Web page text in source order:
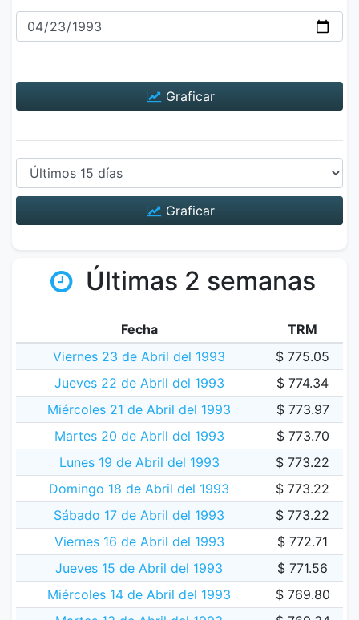
Graficar
Graficar
Últimas 2 semanas
Fecha
TRM
Viernes 23 de Abril del 1993
$ 775.05
Jueves 22 de Abril del 1993
$ 774.34
Miércoles 21 de Abril del 1993
$ 773.97
Martes 20 de Abril del 1993
$ 773.70
Lunes 19 de Abril del 1993
$ 773.22
Domingo 18 de Abril del 1993
$ 773.22
Sábado 17 de Abril del 1993
$ 773.22
Viernes 16 de Abril del 1993
$ 772.71
Jueves 15 de Abril del 1993
$ 771.56
Miércoles 14 de Abril del 1993
$ 769.80